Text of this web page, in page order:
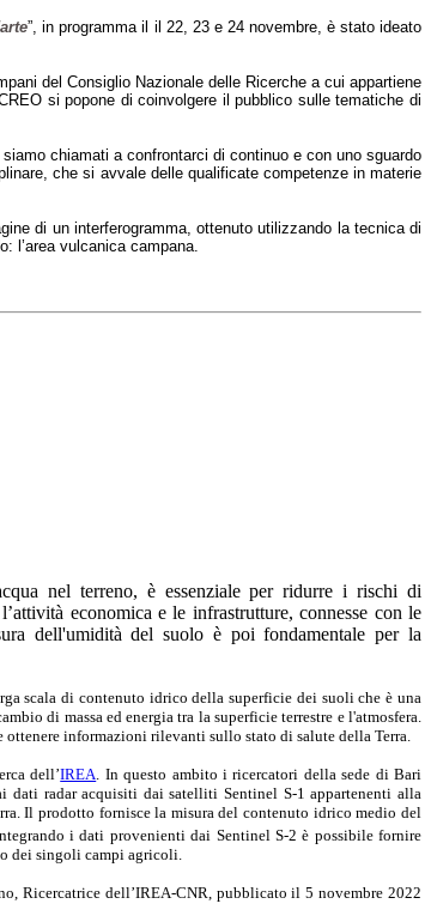
”, in programma il il 22, 23 e 24 novembre, è stato ideato
del Consiglio Nazionale delle Ricerche a cui appartiene
si popone di coinvolgere il pubblico sulle tematiche di
chiamati a confrontarci di continuo e con uno sguardo
che si avvale delle qualificate competenze in materie
di un interferogramma, ottenuto utilizzando la tecnica di
l’area vulcanica campana.
nel terreno, è essenziale per ridurre i rischi di
economica e le infrastrutture, connesse con le
dell'umidità del suolo è poi fondamentale per la
scala di contenuto idrico della superficie dei suoli che è una
di massa ed energia tra la superficie terrestre e l'atmosfera.
informazioni rilevanti sullo stato di salute della Terra.
dell’IREA In questo ambito i ricercatori della sede di Bari
radar acquisiti dai satelliti Sentinel S-1 appartenenti alla
Il prodotto fornisce la misura del contenuto idrico medio del
i dati provenienti dai Sentinel S-2 è possibile fornire
dei singoli campi agricoli.
Ricercatrice dell’IREA-CNR, pubblicato il 5 novembre 2022